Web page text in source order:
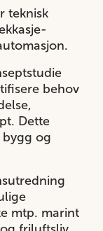
teknisk
behov
Dette
bygg og
mtp. marint